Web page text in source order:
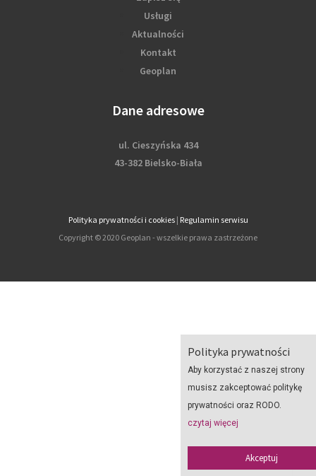
Polityka prywatności
Aby korzystać z naszej strony
musisz zakceptować politykę
prywatności oraz RODO.
czytaj więcej
Akceptuj
Usługi
Aktualności
Kontakt
Geoplan
Dane adresowe
ul. Cieszyńska 434
43-382 Bielsko-Biała
Polityka prywatności i cookies| Regulamin serwisu
Copyright © 2020 Geoplan - wszelkie prawa zastrzeżone